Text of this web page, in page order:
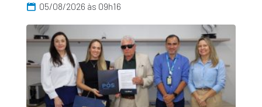
05/08/2026 às 09h16